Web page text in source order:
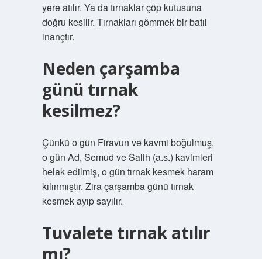
yere atılır. Ya da tırnaklar çöp kutusuna
doğru kesilir. Tırnakları gömmek bir batıl
inançtır.
Neden çarşamba
günü tırnak
kesilmez?
Çünkü o gün Firavun ve kavmi boğulmuş,
o gün Ad, Semud ve Salih (a.s.) kavimleri
helak edilmiş, o gün tırnak kesmek haram
kılınmıştır. Zira çarşamba günü tırnak
kesmek ayıp sayılır.
Tuvalete tırnak atılır
mı?